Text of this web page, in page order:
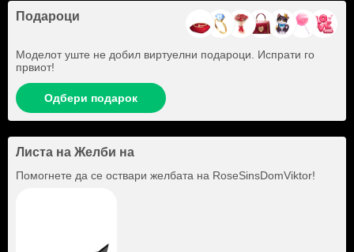
Подароци
Моделот уште не добил виртуелни подароци. Испрати го
првиот!
Одбери подарок
Листа на Желби на
Помогнете да се оствари желбата на RoseSinsDomViktor!